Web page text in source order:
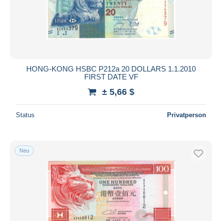
HONG-KONG HSBC P212a 20 DOLLARS 1.1.2010
FIRST DATE VF
± 5,66 $
Status Privatperson
Neu